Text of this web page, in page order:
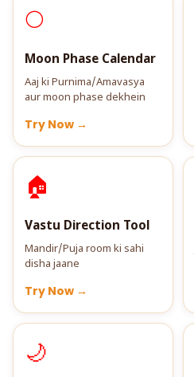
🌕
Moon Phase Calendar
Aaj ki Purnima/Amavasya
aur moon phase dekhein
Try Now →
🏠
Vastu Direction Tool
Mandir/Puja room ki sahi
disha jaane
Try Now →
🌙